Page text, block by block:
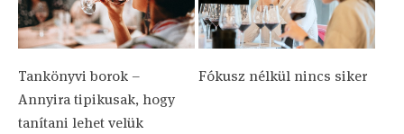
Tankönyvi borok –
Annyira tipikusak, hogy
tanítani lehet velük
Fókusz nélkül nincs siker